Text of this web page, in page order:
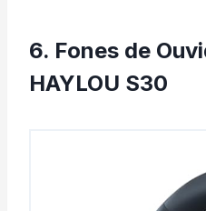
6. Fones de
HAYLOU S30